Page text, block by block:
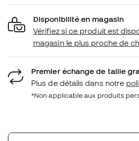
Disponibilité en magasin
Vérifiez si ce produit est
magasin le plus proche de
Premier échange de taille
Plus de détails dans notre
*Non applicable aux produits